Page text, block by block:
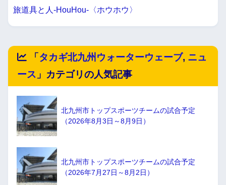
旅道具と人-HouHou-〈ホウホウ〉
「 タカギ北九州ウォーターウェーブ, ニュ
ース 」カテゴリの人気記事
北九州市トップスポーツチームの試合予定
（2026年8月3日～8月9日）
北九州市トップスポーツチームの試合予定
（2026年7月27日～8月2日）